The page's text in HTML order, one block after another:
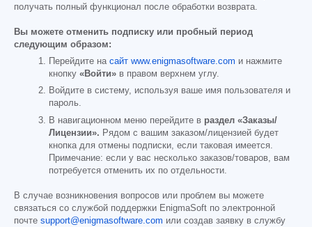
получать полный функционал после обработки возврата.
Вы можете отменить подписку или пробный период
следующим образом:
Перейдите на сайт www.enigmasoftware.com и нажмите
кнопку «Войти» в правом верхнем углу.
Войдите в систему, используя ваше имя пользователя и
пароль.
В навигационном меню перейдите в раздел «Заказы/
Лицензии». Рядом с вашим заказом/лицензией будет
кнопка для отмены подписки, если таковая имеется.
Примечание: если у вас несколько заказов/товаров, вам
потребуется отменить их по отдельности.
В случае возникновения вопросов или проблем вы можете
связаться со службой поддержки EnigmaSoft по электронной
почте support@enigmasoftware.com или создав заявку в службу